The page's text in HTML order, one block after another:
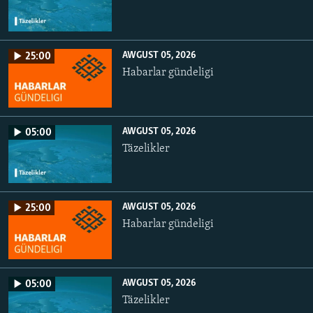
25:00 AWGUST 05, 2026
Habarlar gündeligi
05:00 AWGUST 05, 2026
Täzelikler
25:00 AWGUST 05, 2026
Habarlar gündeligi
05:00 AWGUST 05, 2026
Täzelikler